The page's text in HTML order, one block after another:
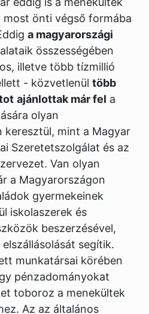
most önti végső formába
a magyarországi
összességében
illetve több tízmillió
- közvetlenül több
ajánlottak már fel a
olyan
keresztül, mint a Magyar
Szeretetszolgálat és az
Van olyan
a Magyarországon
gyermekeinek
iskolaszerek és
beszerzésével,
segítik.
munkatársai körében
pénzadományokat
toboroz a menekültek
Az az általános